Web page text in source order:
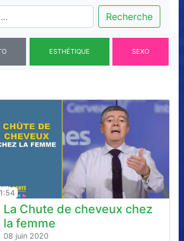
Recherche
ESTHÉTIQUE SEXO
La Chute de cheveux chez
la femme
08 juin 2020